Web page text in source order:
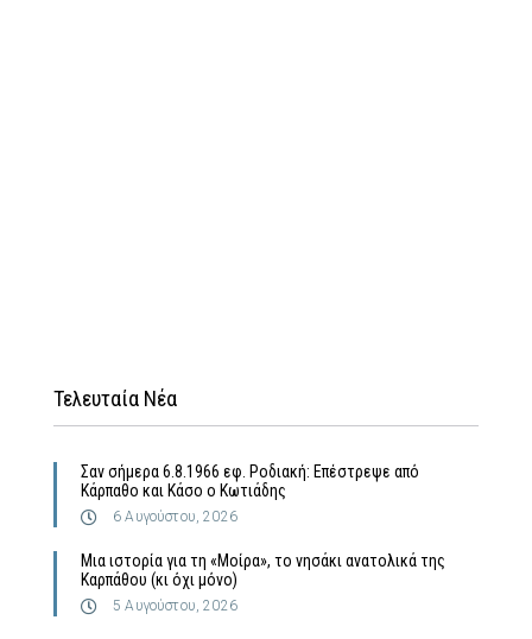
Τελευταία Νέα
Σαν σήμερα 6.8.1966 εφ. Ροδιακή: Επέστρεψε από
Κάρπαθο και Κάσο ο Κωτιάδης
6 Αυγούστου, 2026
Μια ιστορία για τη «Μοίρα», το νησάκι ανατολικά της
Καρπάθου (κι όχι μόνο)
5 Αυγούστου, 2026